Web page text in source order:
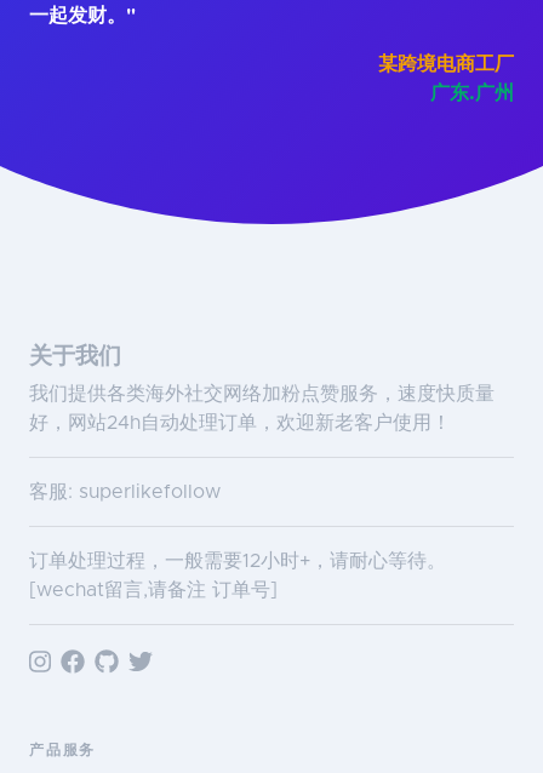
一起发财。"
某跨境电商工厂
广东.广州
关于我们
我们提供各类海外社交网络加粉点赞服务，速度快质量
好，网站24h自动处理订单，欢迎新老客户使用！
客服: superlikefollow
订单处理过程，一般需要12小时+，请耐心等待。
[wechat留言,请备注 订单号]
产品服务